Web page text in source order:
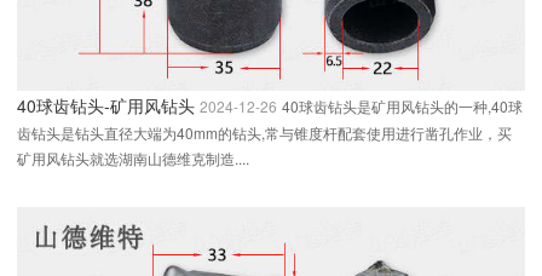
40球齿钻头-矿用风钻头 2024-12-26 40球齿钻头是矿用风钻头的一种,40球
齿钻头是钻头直径大端为40mm的钻头,常与锥度杆配套使用进行凿孔作业，买
矿用风钻头就选湖南山德维克制造....